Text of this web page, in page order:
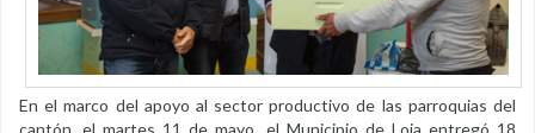
En el marco del apoyo al sector productivo de las parroquias del